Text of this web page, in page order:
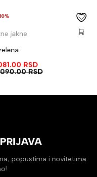
jakne
RSD
RSD
popustima i novitetima